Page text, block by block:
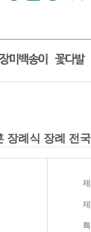
장례식 장례 전